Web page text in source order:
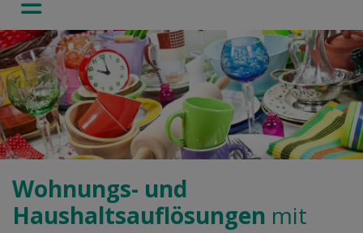
Wohnungs- und
Haushaltsauflösungen mit